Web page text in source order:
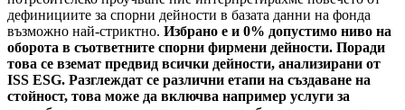
дефинициите за спорни дейности в базата данни на фонда
възможно най-стриктно. Избрано е и 0% допустимо ниво на
оборота в съответните спорни фирмени дейности. Поради
това се вземат предвид всички дейности, анализирани от
ISS ESG. Разглеждат се различни етапи на създаване на
стойност, това може да включва например услуги за